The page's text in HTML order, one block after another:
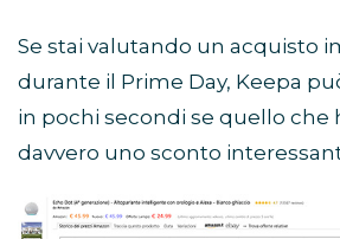
Se stai valutando un acquisto
durante il Prime Day, Keepa
in pochi secondi se quello che
davvero uno sconto